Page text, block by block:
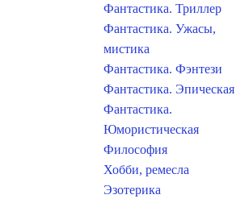
Фантастика. Триллер
Фантастика. Ужасы,
мистика
Фантастика. Фэнтези
Фантастика. Эпическая
Фантастика.
Юмористическая
Философия
Хобби, ремесла
Эзотерика